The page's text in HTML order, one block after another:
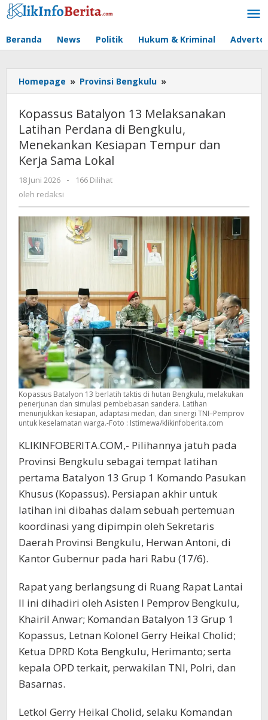
Lewati
ke
Beranda News Politik Hukum & Kriminal
Homepage » Provinsi Bengkulu »
Batalyon
Melaksanakan
Latihan
Perdana
Tempur
dan
Kerja
Sama
Lokal
Kopassus Batalyon 13 Melaksanakan
Latihan Perdana di Bengkulu,
Menekankan Kesiapan Tempur dan
Kerja Sama Lokal
18 Juni 2026
oleh
-
166 Dilihat
oleh redaksi
Kopassus Batalyon 13 berlatih taktis di hutan Bengkulu, melakukan
penerjunan dan simulasi pembebasan sandera. Latihan
menunjukkan kesiapan, adaptasi medan, dan sinergi TNI–Pemprov
untuk keselamatan warga.-Foto : Istimewa/klikinfoberita.com
KLIKINFOBERITA.COM,- Pilihannya jatuh pada
Provinsi Bengkulu sebagai tempat latihan
pertama Batalyon 13 Grup 1 Komando Pasukan
Khusus (Kopassus). Persiapan akhir untuk
latihan ini dibahas dalam sebuah pertemuan
koordinasi yang dipimpin oleh Sekretaris
Daerah Provinsi Bengkulu, Herwan Antoni, di
Kantor Gubernur pada hari Rabu (17/6).
Rapat yang berlangsung di Ruang Rapat Lantai
II ini dihadiri oleh Asisten I Pemprov Bengkulu,
Khairil Anwar; Komandan Batalyon 13 Grup 1
Kopassus, Letnan Kolonel Gerry Heikal Cholid;
Ketua DPRD Kota Bengkulu, Herimanto; serta
kepala OPD terkait, perwakilan TNI, Polri, dan
Basarnas.
Letkol Gerry Heikal Cholid, selaku Komandan